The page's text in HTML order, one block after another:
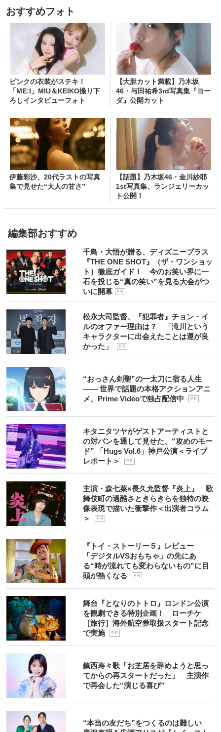
おすすめフォト
ピンクの衣装がステキ！
「ME:I」MIU＆KEIKO撮り下
ろしインタビューフォト
【大胆カット満載】乃木坂
46・与田祐希3rd写真集『ヨー
ダ』公開カット
伊藤彩沙、20代ラストの写真
集で見せた“大人の甘さ”
【話題】乃木坂46・金川紗耶
1st写真集、ランジェリーカッ
ト公開！
編集部おすすめ
千鳥・大悟が贈る、ディズニープラス
『THE ONE SHOT』（ザ・ワンショッ
ト）徹底ガイド！ 今のお笑い界に一
石を投じる“真の笑い”を見る大会がつ
いに開幕
P R
松永大司監督、『犯罪者』チョン・イ
ルのオファー理由は？ 「滝川という
キャラクターに出会えたことは運が良
かった」
P R
“おっさん剣聖”の一太刀に宿る人生
―― 世界で話題の本格アクションアニ
メ、Prime Videoで独占配信中
P R
キタニタツヤがゲストアーティストと
の対バンを通して見せた、“攻めのモー
ド” 「Hugs Vol.6」神戸公演＜ライブ
レポート＞
P R
主演・森七菜×長久允監督『炎上』 歌
舞伎町の過酷さときらきらを独特の映
像表現で描いた衝撃作＜出演者コラム
＞
P R
『トイ・ストーリー５』レビュー
「デジタルVSおもちゃ」の先にあ
る“時が流れても変わらないもの”に目
頭が熱くなる
P R
舞台『となりのトトロ』ロンドン公演
を観劇できる特別企画！ ローチケ
［旅行］海外航空券取扱スタート記念
で実施
P R
鎮西寿々歌「お芝居を辞めようと思っ
てからの再スタートだった」 主演作
で再会した“演じる喜び”
“本当の友だち”をつくるのは難しい